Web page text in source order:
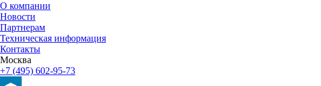
О компании
Новости
Партнерам
Техническая информация
Контакты
Москва
+7 (495) 602-95-73